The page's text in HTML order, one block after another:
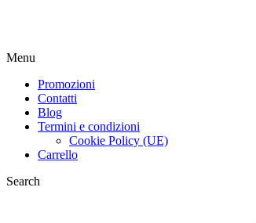
Menu
Promozioni
Contatti
Blog
Termini e condizioni
Cookie Policy (UE)
Carrello
Search